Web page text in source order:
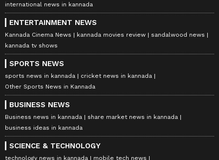
international news in kannada
ENTERTAINMENT NEWS
Kannada Cinema News kannada movies review
sandalwood news
kannada tv shows
SPORTS NEWS
sports news in kannada
cricket news in kannada
Other Sports News in Kannada
BUSINESS NEWS
Business news in kannada
share market news in kannada
business ideas in kannada
SCIENCE & TECHNOLOGY
technology news in kannada
mobile tech news